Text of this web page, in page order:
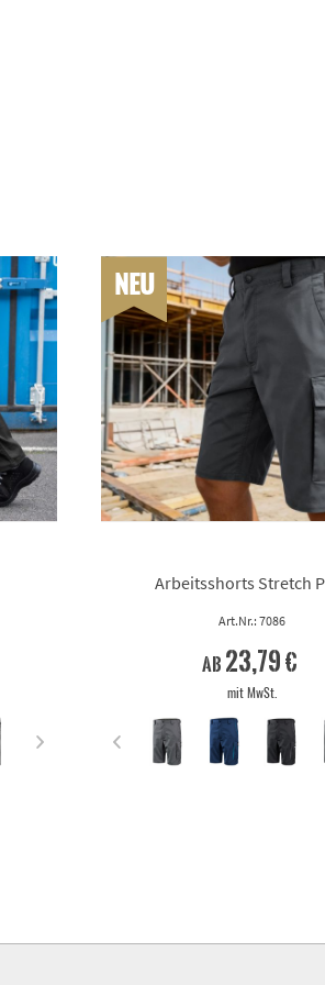
NEU
Arbeitsshorts Stretch
Art.Nr.: 7086
ab 23,79 €
mit MwSt.